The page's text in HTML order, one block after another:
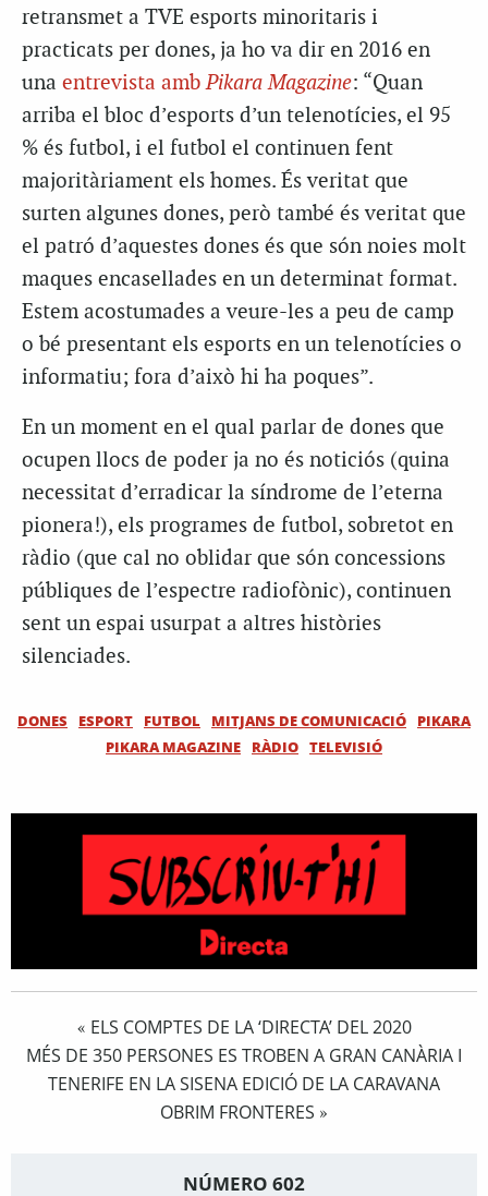
retransmet a TVE esports minoritaris i
practicats per dones, ja ho va dir en 2016 en
una entrevista ambPikara Magazine: “Quan
arriba el bloc d’esports d’un telenotícies, el 95
% és futbol, i el futbol el continuen fent
majoritàriament els homes. És veritat que
surten algunes dones, però també és veritat que
el patró d’aquestes dones és que són noies molt
maques encasellades en un determinat format.
Estem acostumades a veure-les a peu de camp
o bé presentant els esports en un telenotícies o
informatiu; fora d’això hi ha poques”.
En un moment en el qual parlar de dones que
ocupen llocs de poder ja no és noticiós (quina
necessitat d’erradicar la síndrome de l’eterna
pionera!), els programes de futbol, sobretot en
ràdio (que cal no oblidar que són concessions
públiques de l’espectre radiofònic), continuen
sent un espai usurpat a altres històries
silenciades.
DONES ESPORT FUTBOL MITJANS DE COMUNICACIÓ
PIKARA
PIKARA MAGAZINE
RÀDIO TELEVISIÓ
« ELS COMPTES DE LA ‘DIRECTA’ DEL 2020
MÉS DE 350 PERSONES ES TROBEN A GRAN CANÀRIA I
TENERIFE EN LA SISENA EDICIÓ DE LA CARAVANA
OBRIM FRONTERES »
NÚMERO 602